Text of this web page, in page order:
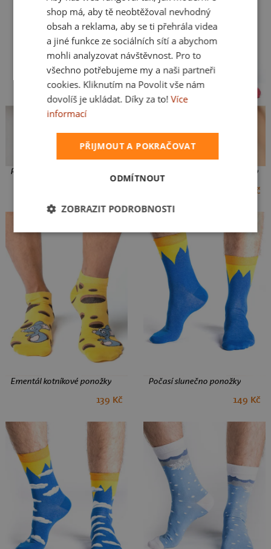
Přines víno ponožky
Přines víno kotníkové ponožky
139 Kč
43-46
Ementál kotníkové ponožky
139 Kč
43-46
Počasí slunečno ponožky
149 Kč
shop má, aby tě neobtěžoval nevhodný
obsah a reklama, aby se ti přehrála videa
a jiné funkce ze sociálních sítí a abychom
mohli analyzovat návštěvnost. Pro to
všechno potřebujeme my a naši partneři
cookies. Kliknutím na Povolit vše nám
dovolíš je ukládat. Díky za to! Více
informací
PŘIJMOUT A POKRAČOVAT
ODMÍTNOUT
ZOBRAZIT PODROBNOSTI